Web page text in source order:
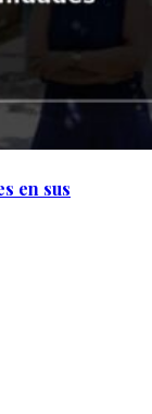
en sus